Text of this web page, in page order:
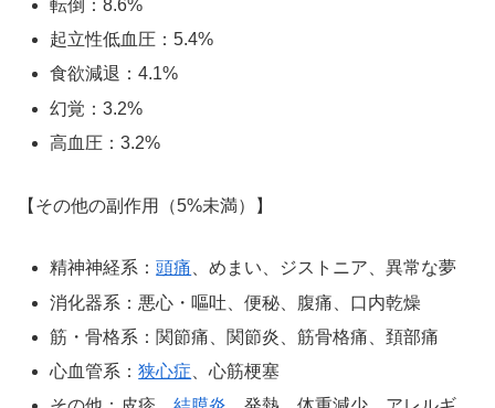
転倒：8.6%
起立性低血圧：5.4%
食欲減退：4.1%
幻覚：3.2%
高血圧：3.2%
【その他の副作用（5%未満）】
精神神経系：頭痛 、めまい、ジストニア、異常な夢
消化器系：悪心・嘔吐、便秘、腹痛、口内乾燥
筋・骨格系：関節痛、関節炎、筋骨格痛、頚部痛
心血管系：狭心症 、心筋梗塞